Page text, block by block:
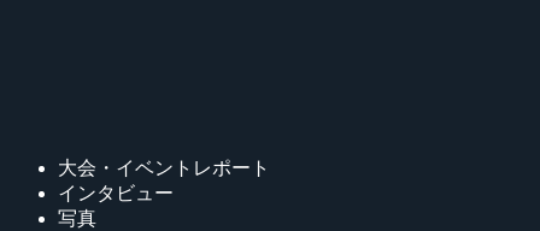
大会・イベントレポート
インタビュー
写真